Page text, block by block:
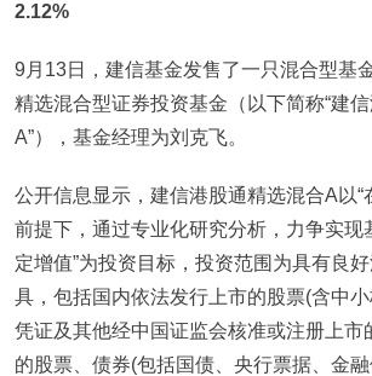
2.12%
9月13日，建信基金发售了一只混合型基
精选混合型证券投资基金（以下简称“建
A”），基金经理为刘克飞。
公开信息显示，建信港股通精选混合A以“
前提下，通过专业化研究分析，力争实现
定增值”为投资目标，投资范围为具有良
具，包括国内依法发行上市的股票(含中
凭证及其他经中国证监会核准或注册上市
的股票、债券(包括国债、央行票据、金融